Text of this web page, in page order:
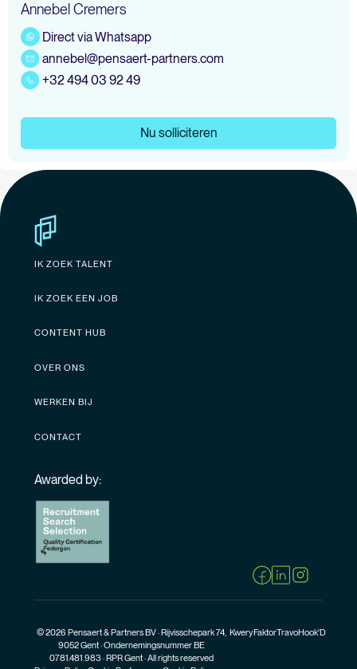
Annebel Cremers
Direct via Whatsapp
annebel@pensaert-partners.com
+32 494 03 92 49
Nu solliciteren
IK ZOEK TALENT
IK ZOEK EEN JOB
CONTENT HUB
OVER ONS
WERKEN BIJ
CONTACT
Awarded by:
© 2026 Pensaert & Partners BV · Rijvisschepark 74,
9052 Gent · Ondernemingsnummer BE
0781.481.983 · RPR Gent · All rights reserved
KweryFaktorTravoHook'D